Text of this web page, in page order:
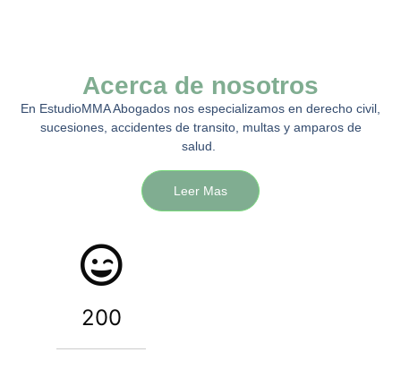
200
Acerca de nosotros
En EstudioMMA Abogados nos especializamos en derecho civil,
sucesiones, accidentes de transito, multas y amparos de
salud.
Leer Mas